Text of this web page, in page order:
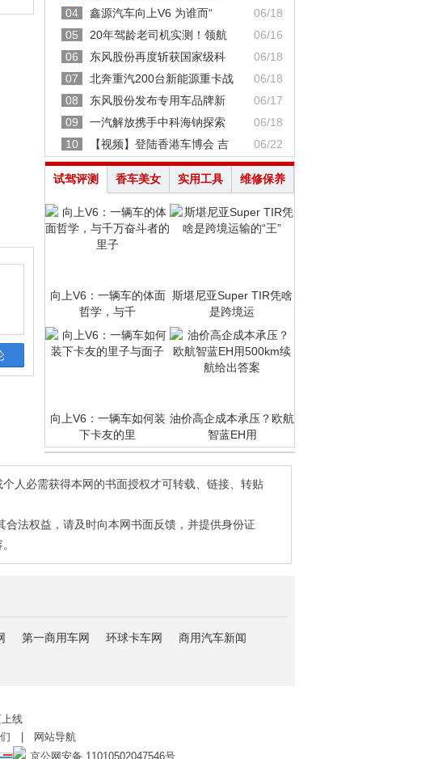
04
鑫源汽车向上V6 为谁而“
06/18
05
20年驾龄老司机实测！领航
06/16
06
东风股份再度斩获国家级科
06/18
07
北奔重汽200台新能源重卡战
06/18
08
东风股份发布专用车品牌新
06/17
09
一汽解放携手中科海钠探索
06/18
10
【视频】登陆香港车博会 吉 06/22
试驾评测 香车美女 实用工具 维修保养
向上V6：一辆车的体面
哲学，与千
斯堪尼亚Super TIR凭啥
是跨境运
向上V6：一辆车如何装
下卡友的里
油价高企成本承压？欧航
智蓝EH用
人必需获得本网的书面授权才可转载、链接、转贴
法权益，请及时向本网书面反馈，并提供身份证
第一商用车网 环球卡车网
商用汽车新闻
线
网站导航
京公网安备 11010502047546号